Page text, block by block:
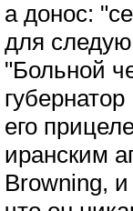
а донос:
для
"Больной
его
иранским
Browning,